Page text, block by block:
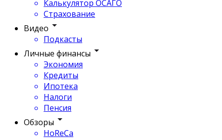
Калькулятор ОСАГО
Страхование
Видео
Подкасты
Личные финансы
Экономия
Кредиты
Ипотека
Налоги
Пенсия
Обзоры
HoReCa